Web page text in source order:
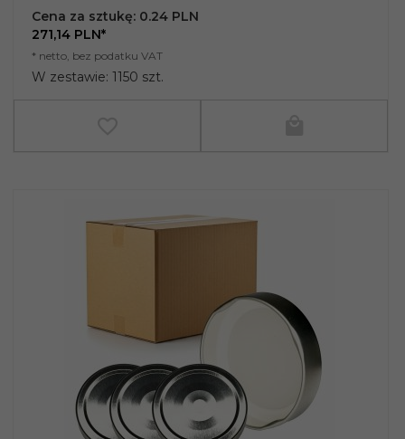
271,14 PLN*
* netto, bez podatku VAT
W zestawie: 1150 szt.
Cena za sztukę: 0.24 PLN